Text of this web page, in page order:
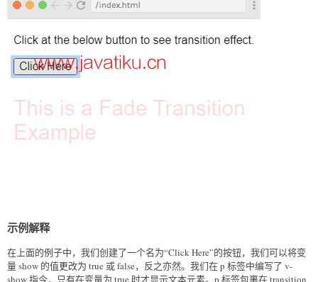
示例解释
在上面的例子中，我们创建了一个名为“Click Here”的按钮，我们可以将变
量 show 的值更改为 true 或 false，反之亦然。我们在 p 标签中编写了 v-
show 指令，只有在变量为 true 时才显示文本元素。p 标签包裹在 transition